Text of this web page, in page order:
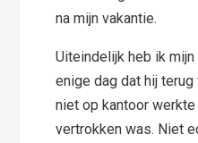
na mijn vakantie.
Uiteindelijk heb ik
enige dag dat hij terug
niet op kantoor
vertrokken was. Niet